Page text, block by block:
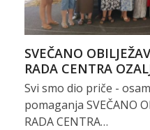
SVEČANO
RADA CENTRA
Svi smo dio priče -
pomaganja SVEČANO
RADA CENTRA…